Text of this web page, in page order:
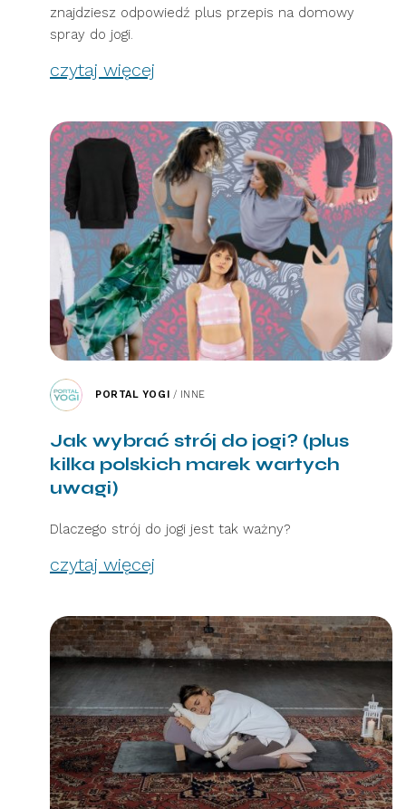
znajdziesz odpowiedź plus przepis na domowy
spray do jogi.
czytaj więcej
PORTAL YOGI / INNE
Jak wybrać strój do jogi? (plus
kilka polskich marek wartych
uwagi)
Dlaczego strój do jogi jest tak ważny?
czytaj więcej